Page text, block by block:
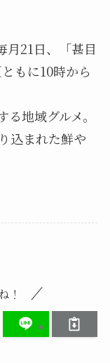
月21日、「甚目
もに10時から
地域グルメ。
込まれた鮮や
！